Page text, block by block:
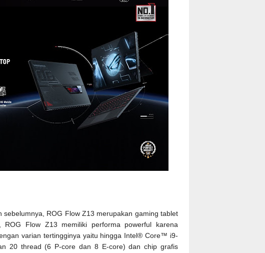
ROG Flow Z13 merupakan gaming tablet
Flow Z13 memiliki performa powerful karena
varian tertingginya yaitu hingga Intel® Core™ i9-
20 thread (6 P-core dan 8 E-core) dan chip grafis